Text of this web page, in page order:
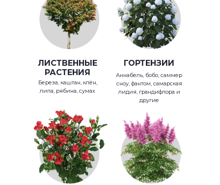
ЛИСТВЕННЫЕ
РАСТЕНИЯ
Береза, каштан, клён,
липа, рябина, сумах
ГОРТЕНЗИИ
Аннабель, бобо, саммер
сноу, фантом, самарская
лидия, грандифлора и
другие